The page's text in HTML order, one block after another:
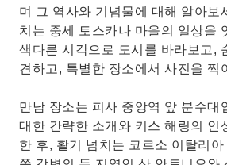
며 그 역사와 기념물에 대해 알아보
치는 중세 토스카나 마을의 일상을
색다른 시각으로 도시를 바라보고,
견하고, 특별한 장소에서 사진을 찍
만남 장소는 피사 중앙역 앞 분수대
대한 간략한 소개와 키스 해링의 인
한 후, 활기 넘치는 코르소 이탈리